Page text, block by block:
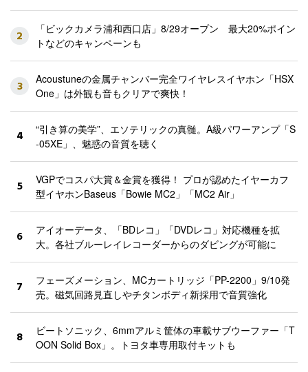
2
「ビックカメラ浦和西口店」8/29オープン 最大20%ポイン
トなどのキャンペーンも
3
Acoustuneの金属チャンバー完全ワイヤレスイヤホン「HSX
One」は外観も音もクリアで爽快！
4
“引き算の美学”、エソテリックの真髄。A級パワーアンプ「S
-05XE」、魅惑の音質を聴く
5
VGPでコスパ大賞＆金賞を獲得！ プロが認めたイヤーカフ
型イヤホンBaseus「Bowie MC2」「MC2 Air」
6
アイオーデータ、「BDレコ」「DVDレコ」対応機種を拡
大。各社ブルーレイレコーダーからのダビングが可能に
7
フェーズメーション、MCカートリッジ「PP-2200」9/10発
売。磁気回路見直しやチタンボディ新採用で音質強化
8
ビートソニック、6mmアルミ筐体の車載サブウーファー「T
OON Solid Box」。トヨタ車専用取付キットも